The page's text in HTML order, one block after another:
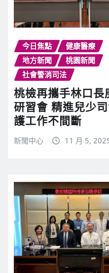
今日焦點
健康醫療
地方新聞
桃園新聞
社會警消司法
桃檢再攜手林口長
研習會 精進兒少
護工作不間斷
新聞中心 11 月 5,